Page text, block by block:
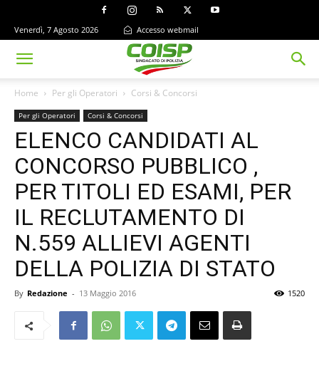
Venerdì, 7 Agosto 2026 Accesso webmail
Home Per gli Operatori Corsi & Concorsi
Per gli Operatori Corsi & Concorsi
ELENCO CANDIDATI AL
CONCORSO PUBBLICO ,
PER TITOLI ED ESAMI, PER
IL RECLUTAMENTO DI
N.559 ALLIEVI AGENTI
DELLA POLIZIA DI STATO
By Redazione - 13 Maggio 2016 1520